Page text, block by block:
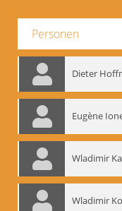
Personen
Dieter
Eugène
Wladimir
Wladimir